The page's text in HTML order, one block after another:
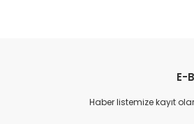
Ürün resmi kalitesiz, bozuk veya
Ürün açıklamasında eksik bilgiler
E-
Haber listemize kayıt